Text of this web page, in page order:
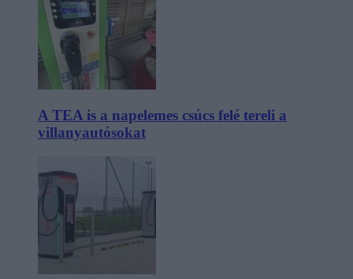
A TEA is a napelemes csúcs felé tereli a
villanyautósokat